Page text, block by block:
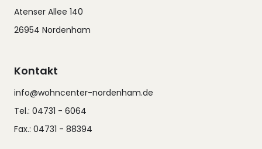
Atenser Allee 140
26954 Nordenham
Kontakt
info@wohncenter-nordenham.de
Tel.: 04731 - 6064
Fax.: 04731 - 88394